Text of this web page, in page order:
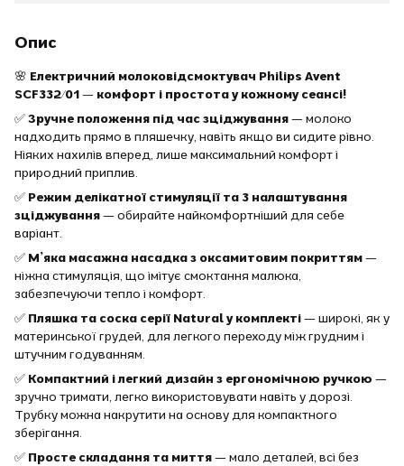
Опис
🌸 Електричний молоковідсмоктувач Philips Avent
SCF332/01 — комфорт і простота у кожному сеансі!
✅Зручне положення під час зціджування— молоко
надходить прямо в пляшечку, навіть якщо ви сидите рівно.
Ніяких нахилів вперед, лише максимальний комфорт і
природний приплив.
✅ Режим делікатної стимуляції та 3 налаштування
зціджування— обирайте найкомфортніший для себе
варіант.
✅ М’яка масажна насадка з оксамитовим покриттям—
ніжна стимуляція, що імітує смоктання малюка,
забезпечуючи тепло і комфорт.
✅ Пляшка та соска серії Natural у комплекті— широкі, як у
материнської грудей, для легкого переходу між грудним і
штучним годуванням.
✅ Компактний і легкий дизайн з ергономічною ручкою —
зручно тримати, легко використовувати навіть у дорозі.
Трубку можна накрутити на основу для компактного
зберігання.
✅ Просте складання та миття— мало деталей, всі без